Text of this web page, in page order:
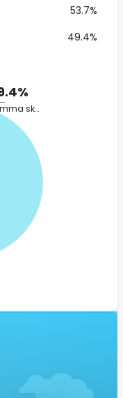
53.7%
49.4%
Summa skatt